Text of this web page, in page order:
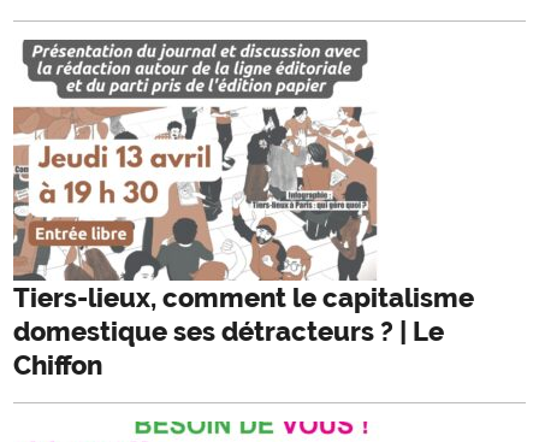
Tiers-lieux, comment le capitalisme
domestique ses détracteurs ? | Le
Chiffon